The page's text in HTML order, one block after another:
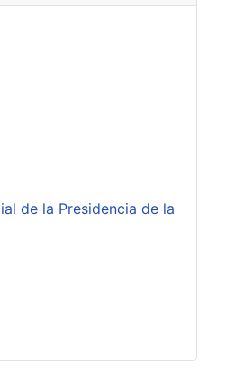
de la Presidencia de la